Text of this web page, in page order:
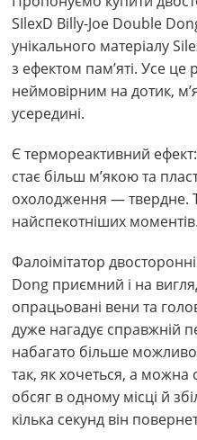
SIlexD Billy-Joe Double
унікального матеріалу
з ефектом пам’яті. Усе це
неймовірним на дотик,
усередині.
Є термореактивний
стає більш м’якою та
охолодження — твердне.
найспекотніших моментів.
Фалоімітатор
Dong приємний і на
опрацьовані вени та
дуже нагадує справжній
набагато більше
так, як хочеться, а можна
обсяг в одному місці й
кілька секунд він